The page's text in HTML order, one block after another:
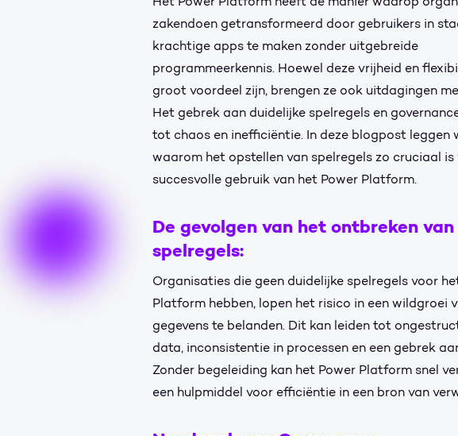
zakendoen getransformeerd door gebruikers in
krachtige apps te maken zonder uitgebreide
programmeerkennis. Hoewel deze vrijheid en
groot voordeel zijn, brengen ze ook uitdagingen
Het gebrek aan duidelijke spelregels en
tot chaos en inefficiëntie. In deze blogpost leggen
waarom het opstellen van spelregels zo cruciaal
succesvolle gebruik van het Power Platform.
De gevolgen van het ontbreken van
spelregels:
Organisaties die geen duidelijke spelregels voor
Platform hebben, lopen het risico in een wildgroei
gegevens te belanden. Dit kan leiden tot
data, inconsistentie in processen en een gebrek
Zonder begeleiding kan het Power Platform snel
een hulpmiddel voor efficiëntie in een bron van